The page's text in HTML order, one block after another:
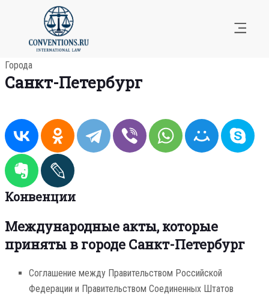
Города
Санкт-Петербург
Конвенции
Международные акты, которые
приняты в городе Санкт-Петербург
Соглашение между Правительством Российской
Федерации и Правительством Соединенных Штатов